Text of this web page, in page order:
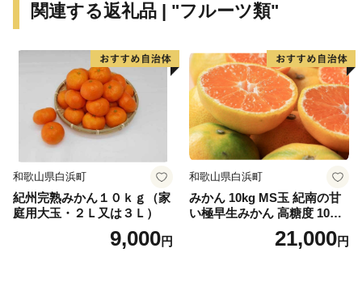
印南町では、1億円事業として人材育成のため「かえる
推進事業」を財源に全国に類を見ない「かえる」をテー
マとしたユニークな橋（かえる橋）を建設しました。多
くの人々を招き入れ、町発展への願いを込めたもので
す。『努力、忍耐、飛躍』を象徴する ”柳に跳びつくか
える”（小野道風）をイメージし、「考える」「人をか
える」「町をかえる」「古里へかえる」「栄える」とい
う5つの”かえる”にひっかけ、ネーミングしています。
農業は、温暖な気候を活かし、ミニトマトなど野菜を中
関連する返礼品 | "フルーツ類"
和歌山県白浜町
紀州完熟みかん１０ｋｇ（家
庭用大玉・２Ｌ又は３Ｌ）
9,000円
和歌山県白浜町
みかん 10kg MS玉 紀南の甘
い極早生みかん 高糖度 10月
以降発送 マルチ被覆栽培
21,000円